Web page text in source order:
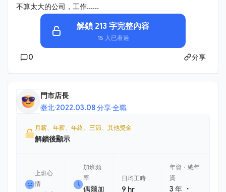
不算太大的公司，工作......
解鎖 213 字完整內容
15 人已看過
0 分享
門市店長
臺北·2022.03.08 分享·全職
月薪、年薪、年終、三節、其他獎金
解鎖後顯示
上班心
情
加班頻
率
偶爾加
日均工時
9 hr
年資・總年
資
3 年 ・